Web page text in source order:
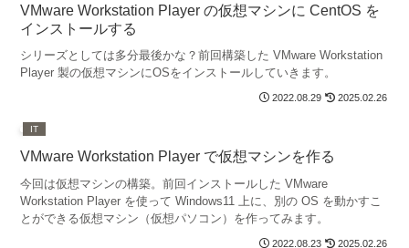
VMware Workstation Player の仮想マシンに CentOS を
インストールする
シリーズとしては多分最後かな？前回構築した VMware Workstation
Player 製の仮想マシンにOSをインストールしていきます。
2022.08.29 2025.02.26
IT
VMware Workstation Player で仮想マシンを作る
今回は仮想マシンの構築。前回インストールした VMware
Workstation Player を使って Windows11 上に、別の OS を動かすこ
とができる仮想マシン（仮想パソコン）を作ってみます。
2022.08.23 2025.02.26